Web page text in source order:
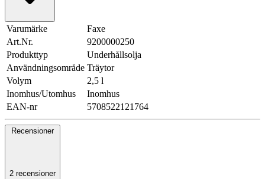
Varumärke
Faxe
Art.Nr.
9200000250
Produkttyp
Underhållsolja
Användningsområde Träytor
Volym
2,5 l
Inomhus/Utomhus
Inomhus
EAN-nr
5708522121764
Recensioner
2 recensioner